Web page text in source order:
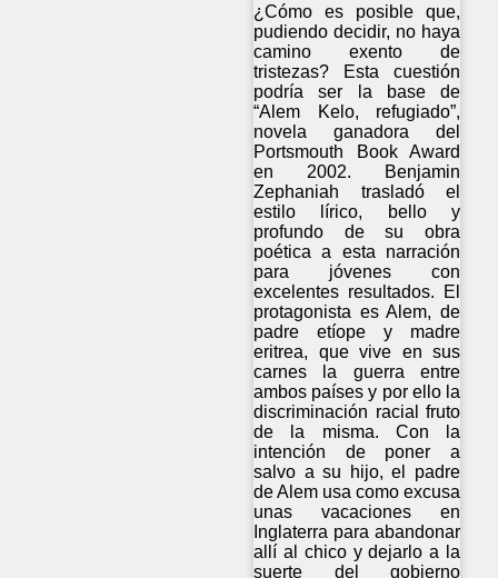
¿Cómo es posible que,
pudiendo decidir, no haya
camino exento de
tristezas? Esta cuestión
podría ser la base de
“Alem Kelo, refugiado”,
novela ganadora del
Portsmouth Book Award
en 2002. Benjamin
Zephaniah trasladó el
estilo lírico, bello y
profundo de su obra
poética a esta narración
para jóvenes con
excelentes resultados. El
protagonista es Alem, de
padre etíope y madre
eritrea, que vive en sus
carnes la guerra entre
ambos países y por ello la
discriminación racial fruto
de la misma. Con la
intención de poner a
salvo a su hijo, el padre
de Alem usa como excusa
unas vacaciones en
Inglaterra para abandonar
allí al chico y dejarlo a la
suerte del gobierno